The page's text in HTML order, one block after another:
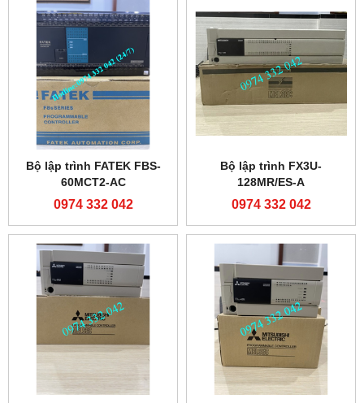
Bộ lập trình FATEK FBS-
60MCT2-AC
0974 332 042
Bộ lập trình FX3U-
128MR/ES-A
0974 332 042